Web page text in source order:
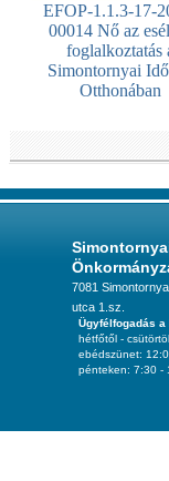
EFOP-1.1.3-17-
00014 Nő az
foglalkoztatás
Simontornyai
Otthonában
7081
utca 1.sz.
Ügyfélfogadás
hétfőtől -
ebédszünet:
pénteken: 7:30 -